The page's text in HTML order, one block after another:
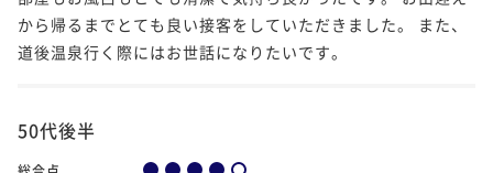
から帰るまでとても良い接客をしていただきました。 また、
道後温泉行く際にはお世話になりたいです。
50代後半